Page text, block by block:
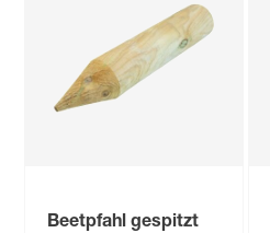
Beetpfahl gespitzt